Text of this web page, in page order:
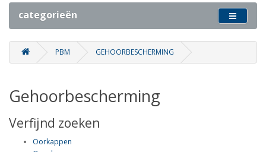
categorieën
PBM GEHOORBESCHERMING
Gehoorbescherming
Verfijnd zoeken
Oorkappen